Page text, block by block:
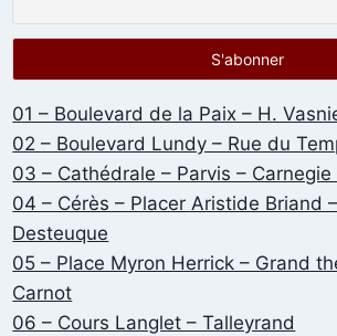
01 – Boulevard de la Paix – H.
02 – Boulevard Lundy – Rue du
03 – Cathédrale – Parvis –
04 – Cérès – Placer Aristide Briand
Desteuque
05 – Place Myron Herrick – Grand
Carnot
06 – Cours Langlet – Talleyrand